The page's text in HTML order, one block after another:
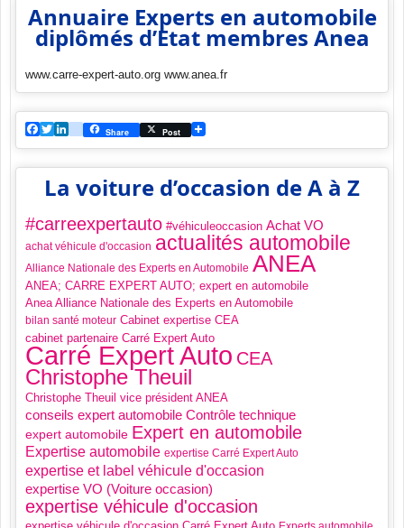
Annuaire Experts en automobile
diplômés d’Etat membres Anea
www.carre-expert-auto.org www.anea.fr
Facebook
TwitterLinkedIn
viadeo
Share Post
La voiture d’occasion de A à Z
#carreexpertauto #véhiculeoccasion Achat VO
achat véhicule d'occasion actualités automobile
Alliance Nationale des Experts en Automobile ANEA
ANEA; CARRE EXPERT AUTO; expert en automobile
Anea Alliance Nationale des Experts en Automobile
bilan santé moteur Cabinet expertise CEA
cabinet partenaire Carré Expert Auto
Carré Expert Auto CEA
Christophe Theuil
Christophe Theuil vice président ANEA
conseils expert automobile Contrôle technique
expert automobile Expert en automobile
Expertise automobile expertise Carré Expert Auto
expertise et label véhicule d'occasion
expertise VO (Voiture occasion)
expertise véhicule d'occasion